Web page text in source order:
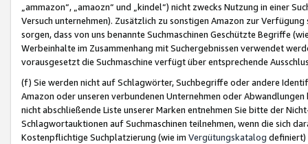
„ammazon“, „amaozn“ und „kindel“) nicht zwecks Nutzung in einer
Versuch unternehmen). Zusätzlich zu sonstigen Amazon zur
sorgen, dass von uns benannte Suchmaschinen Geschützte Begriffe
Werbeinhalte im Zusammenhang mit Suchergebnissen verwendet
vorausgesetzt die Suchmaschine verfügt über entsprechende
(f) Sie werden nicht auf Schlagwörter, Suchbegriffe oder andere
Amazon oder unseren verbundenen Unternehmen oder
nicht abschließende Liste unserer Marken entnehmen Sie bitte der
Schlagwortauktionen auf Suchmaschinen teilnehmen, wenn die sich
Kostenpflichtige Suchplatzierung (wie im Vergütungskatalog definiert)